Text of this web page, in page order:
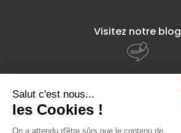
Visitez notre blog
À propos de